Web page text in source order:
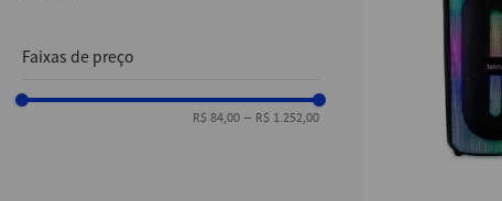
Faixas de preço
R$ 84,00 – R$ 1.252,00